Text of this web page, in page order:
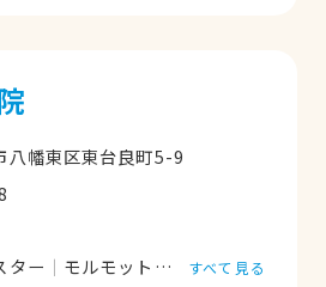
八幡東区東台良町5-9
ター モルモット フェレット
すべて見る